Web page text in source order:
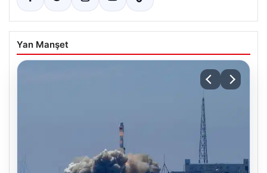
Yan Manşet